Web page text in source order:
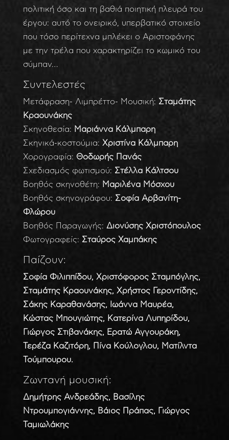
πολιτική όσο και τη βαθιά ποιητική πλευρά του
έργου: αυτό το ονειρικό, υπερβατικό στοιχείο
που τόσο περίτεχνα μπλέκει ο Αριστοφάνης
με την τρέλα που χαρακτηρίζει το κωμικό του
σύμπαν…
Συντελεστές
Μετάφραση- Λιμπρέττο- Μουσική: Σταμάτης
Κραουνάκης
Σκηνοθεσία: Μαριάννα Κάλμπαρη
Σκηνικά-κοστούμια: Χριστίνα Κάλμπαρη
Χορογραφία: Θοδωρής Πανάς
Σχεδιασμός φωτισμού: Στέλλα Κάλτσου
Βοηθός σκηνοθέτη: Μαριλένα Μόσχου
Βοηθός σκηνογράφου: Σοφία Αρβανίτη-
Φλώρου
Βοηθός Παραγωγής: Διονύσης Χριστόπουλος
Φωτογραφείς: Σταύρος Χαμπάκης
Παίζουν:
Σοφία Φιλιππίδου, Χριστόφορος Σταμπόγλης,
Σταμάτης Κραουνάκης, Χρήστος Γεροντίδης,
Σάκης Καραθανάσης, Ιωάννα Μαυρέα,
Κώστας Μπουγιώτης, Κατερίνα Λυπηρίδου,
Γιώργος Στιβανάκης, Ερατώ Αγγουράκη,
Τερέζα Καζιτόρη, Πίνα Κούλογλου, Ματίλντα
Τούμπουρου.
Ζωντανή μουσική:
Δημήτρης Ανδρεάδης, Βασίλης
Ντρουμπογιάννης, Βάιος Πράπας, Γιώργος
Ταμιωλάκης